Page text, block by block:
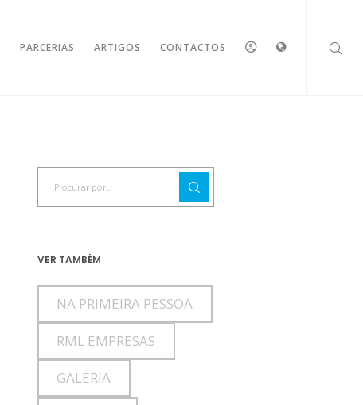
PARCERIAS ARTIGOS CONTACTOS ESPAÇOIDIOMAS
VER TAMBÉM
NA PRIMEIRA PESSOA
RML EMPRESAS
GALERIA